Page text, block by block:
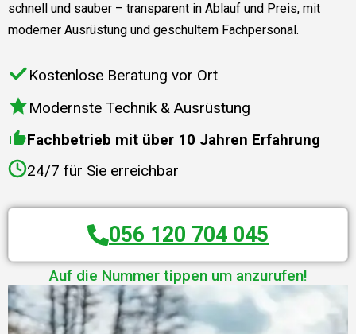
schnell und sauber – transparent in Ablauf und Preis, mit
moderner Ausrüstung und geschultem Fachpersonal.
Kostenlose Beratung vor Ort
Modernste Technik & Ausrüstung
Fachbetrieb mit über 10 Jahren Erfahrung
24/7 für Sie erreichbar
056 120 704 045
Auf die Nummer tippen um anzurufen!